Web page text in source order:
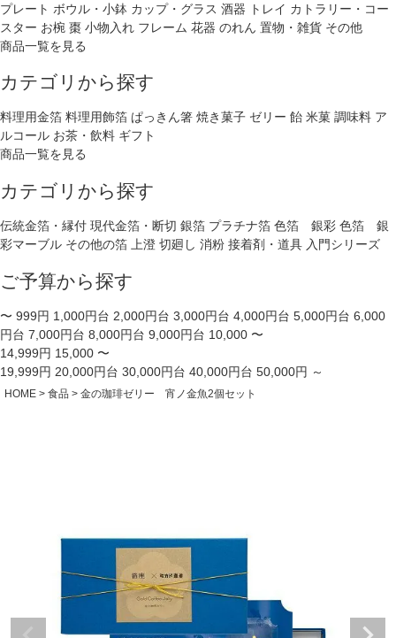
プレート ボウル・小鉢 カップ・グラス 酒器 トレイ カトラリー・コー
スター お椀 棗 小物入れ フレーム 花器 のれん 置物・雑貨 その他
商品一覧を見る
カテゴリから探す
料理用金箔 料理用飾箔 ぱっきん箸 焼き菓子 ゼリー 飴 米菓 調味料 ア
ルコール お茶・飲料 ギフト
商品一覧を見る
カテゴリから探す
伝統金箔・縁付 現代金箔・断切 銀箔 プラチナ箔 色箔 銀彩 色箔 銀
彩マーブル その他の箔 上澄 切廻し 消粉 接着剤・道具 入門シリーズ
ご予算から探す
〜 999円 1,000円台 2,000円台 3,000円台 4,000円台 5,000円台 6,000
円台 7,000円台 8,000円台 9,000円台 10,000 〜
14,999円 15,000 〜
19,999円 20,000円台 30,000円台 40,000円台 50,000円 ～
HOME 食品 金の珈琲ゼリー 宵ノ金魚2個セット